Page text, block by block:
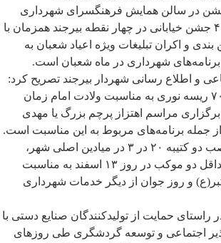
در سالن همایش‌ فرهنگسرای شهرداری
بیرجند، برپایی حداقل ۴ جشن خیابانی در چهار نقطه بیرجند همزمان با
بندی و اکران تبلیغات ویژه‌ اعیاد شعبان به
و اطلاع رسانی شهردار بیرجند تصریح کرد:
تعداد ۱۰۰۰ پرچم و ۷۰۰ ریسه نوری به مناسبت ولادت امام زمان
مراسم اهتزاز پرچم بزرگ یا مهدی
رمضانی یادآور شد: نصب دو کتیبه‌ ۲۰ در ۳ در میادین اصلی شهر،
مشارکت در برپایی حداقل دو موکب در روز ۱۳ اسفند به مناسبت
و روز جوان از دیگر خدمات شهرداری
حمایت از تولیدکنندگان صنایع دستی با
اجتماعی و توسعه گردشگری طی روزهای